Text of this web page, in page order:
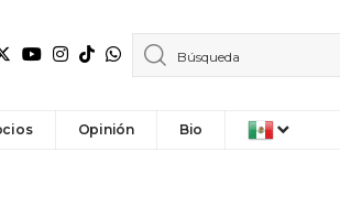
Opinión Bio